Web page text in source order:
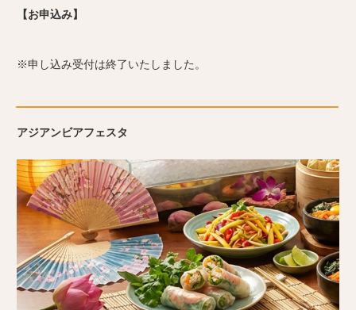
【お申込み】
※申し込み受付は終了いたしました。
アジアンビアフェスタ